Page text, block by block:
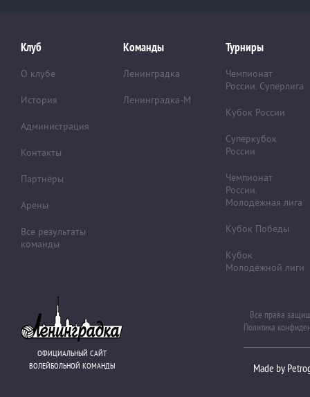
Клуб
О клубе
История
Администрация
Контакты
Партнёры
Арены
Все результаты
команды
Команды
Ленинградка
Ленинградка-М
Турниры
Чемпионат
России. Суперлига
Кубок России
Суперкубок
России
Чемпионат
России.
Молодёжная лига
Кубок Победы
Кубок
Молодёжной лиги
ОФИЦИАЛЬНЫЙ САЙТ
ВОЛЕЙБОЛЬНОЙ КОМАНДЫ
Все права
Политика
Made by